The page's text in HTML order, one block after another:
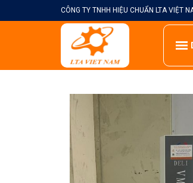
to
CÔNG TY TNHH HIỆU CHUẨN LTA VIỆT